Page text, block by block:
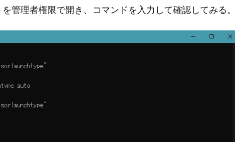
管理者権限で開き、コマンドを入力して確認してみる。